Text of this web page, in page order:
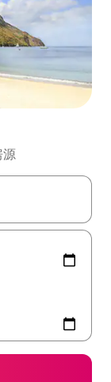
源
过点击或滑动手势